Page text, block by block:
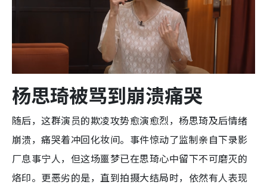
杨思琦被骂到崩溃痛哭
随后，这群演员的欺凌攻势愈演愈烈，杨思琦及后情绪
崩溃，痛哭着冲回化妆间。事件惊动了监制亲自下录影
厂息事宁人，但这场噩梦已在思琦心中留下不可磨灭的
烙印。更恶劣的是，直到拍摄大结局时，依然有人表现